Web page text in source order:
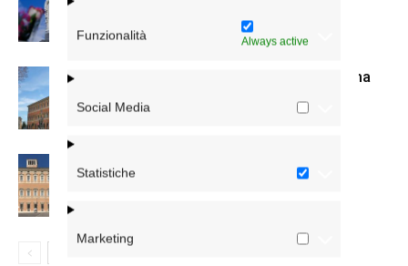
Funzionalità Always active
Social Media
Statistiche
Marketing
Nuove nomine nella diocesi di Roma
Chiusura estiva degli Uffici del